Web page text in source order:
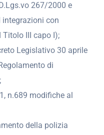
267/2000 e
integrazioni con
III capo I);
Legislativo 30 aprile
di
n.689 modifiche al
della polizia